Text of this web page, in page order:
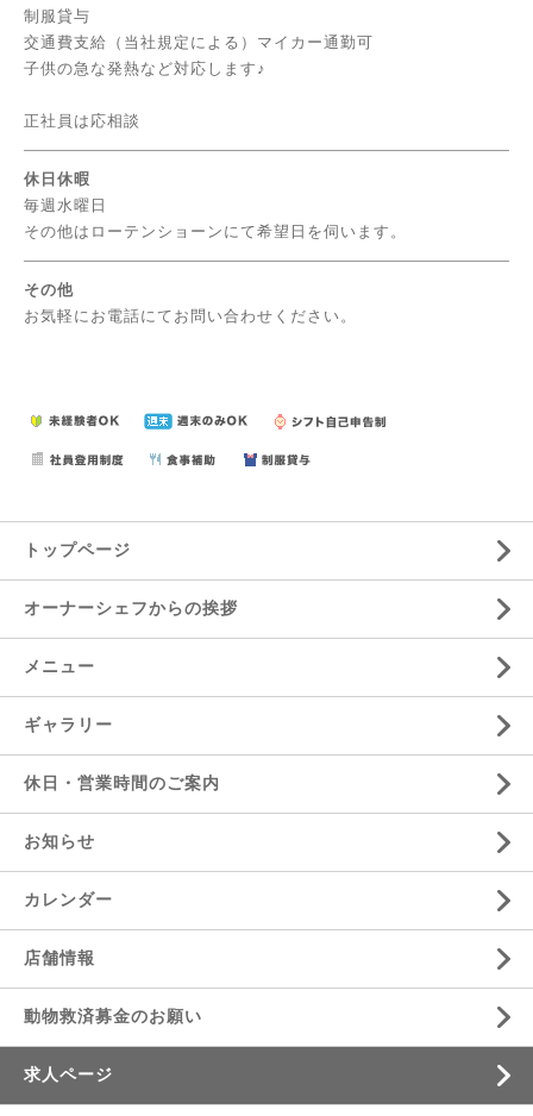
制服貸与
交通費支給（当社規定による）マイカー通勤可
子供の急な発熱など対応します♪
正社員は応相談
休日休暇
毎週水曜日
その他はローテンショーンにて希望日を伺います。
その他
お気軽にお電話にてお問い合わせください。
トップページ
オーナーシェフからの挨拶
メニュー
ギャラリー
休日・営業時間のご案内
お知らせ
カレンダー
店舗情報
動物救済募金のお願い
求人ページ